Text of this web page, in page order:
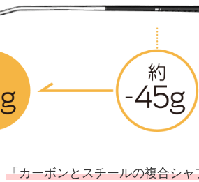
「カーボンとスチールの複合シャ